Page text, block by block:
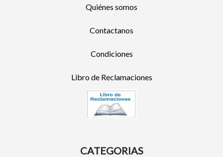
Quiénes somos
Contactanos
Condiciones
Libro de Reclamaciones
CATEGORIAS